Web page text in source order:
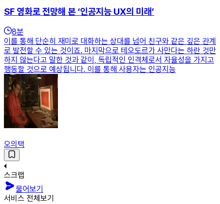
SF 영화로 전망해 본 ‘인공지능 UX의 미래’
8분
이를 통해 단순히 재미로 대화하는 상대를 넘어 친구와 같은 깊은 관계
로 발전할 수 있는 것이죠. 마지막으로 테오도르가 사만다는 하란 것만
하지 않는다고 말한 것과 같이, 독립적인 인격체로서 자율성을 가지고
행동할 것으로 예상됩니다. 이를 통해 사용자는 인공지능
오의택
스크랩
물어보기
서비스 전체보기